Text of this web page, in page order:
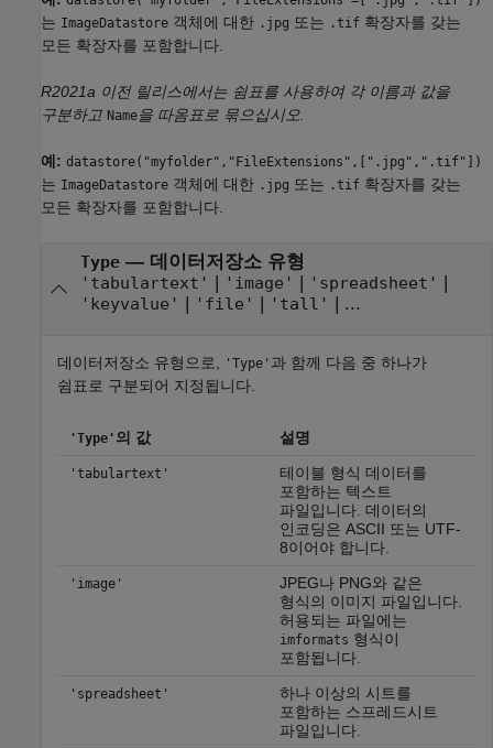
는 ImageDatastore 객체에 대한 .jpg 또는 .tif 확장자를 갖는
모든 확장자를 포함합니다.
R2021a 이전 릴리스에서는 쉼표를 사용하여 각 이름과 값을
구분하고 Name을 따옴표로 묶으십시오.
예: datastore("myfolder","FileExtensions",[".jpg",".tif"])
는 ImageDatastore 객체에 대한 .jpg 또는 .tif 확장자를 갖는
모든 확장자를 포함합니다.
Type— 데이터저장소 유형
'tabulartext' | 'image' | 'spreadsheet' |
'keyvalue' | 'file' | 'tall' | ...
데이터저장소 유형으로, 'Type' 과 함께 다음 중 하나가
쉼표로 구분되어 지정됩니다.
'Type' 의 값 설명
'tabulartext'
테이블 형식 데이터를
포함하는 텍스트
파일입니다. 데이터의
인코딩은 ASCII 또는 UTF-
8이어야 합니다.
'image'
JPEG나 PNG와 같은
형식의 이미지 파일입니다.
허용되는 파일에는
imformats 형식이
포함됩니다.
'spreadsheet'
하나 이상의 시트를
포함하는 스프레드시트
파일입니다.